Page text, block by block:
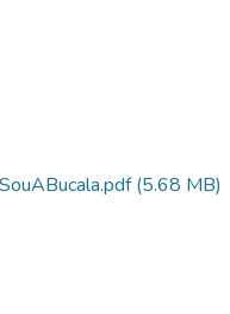
(5.68 MB)